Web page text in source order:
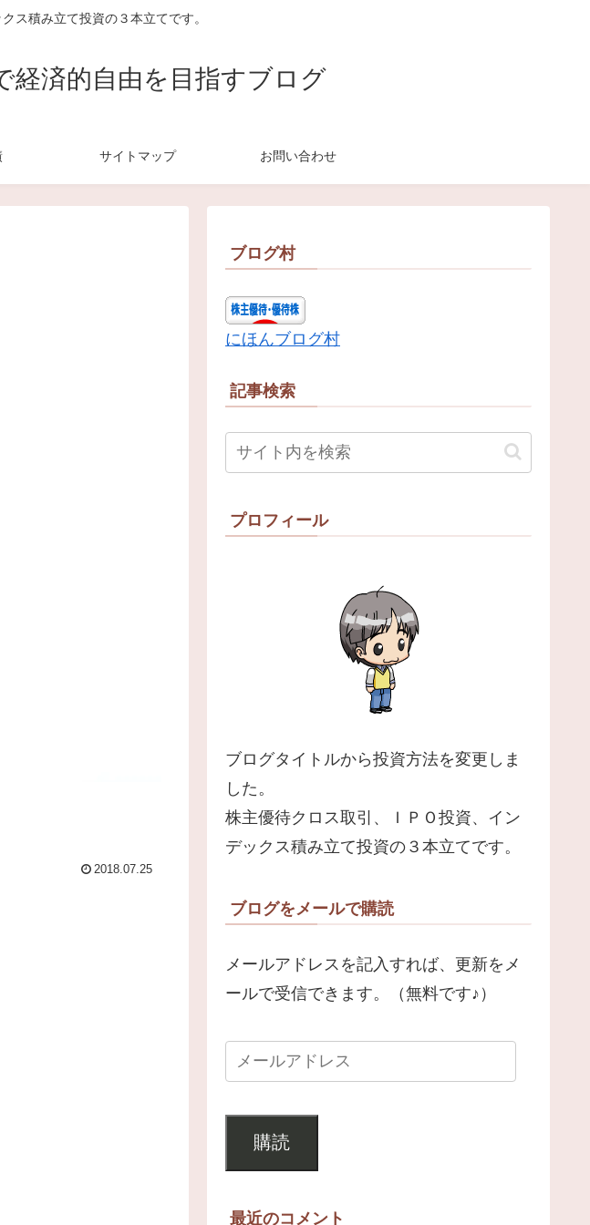
ス積み立て投資の３本立てです。
経済的自由を目指すブログ
サイトマップ お問い合わせ
2018.07.25
ブログ村
にほんブログ村
記事検索
プロフィール
ブログタイトルから投資方法を変更しま
した。
株主優待クロス取引、ＩＰＯ投資、イン
デックス積み立て投資の３本立てです。
ブログをメールで購読
メールアドレスを記入すれば、更新をメ
ールで受信できます。（無料です♪）
購読
最近のコメント